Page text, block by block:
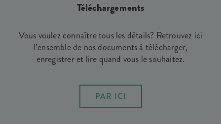
Téléchargements
Vous voulez connaître tous les détails? Retrouvez ici
l’ensemble de nos documents à télécharger,
enregistrer et lire quand vous le souhaitez.
PAR ICI